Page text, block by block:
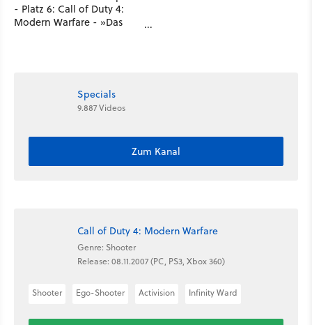
- Platz 6: Call of Duty 4:
Modern Warfare - »Das
Specials
9.887 Videos
Zum Kanal
Call of Duty 4: Modern Warfare
Genre: Shooter
Release: 08.11.2007 (PC, PS3, Xbox 360)
Shooter Ego-Shooter Activision Infinity Ward